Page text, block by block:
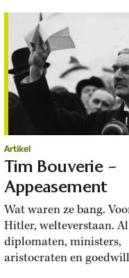
Spanjaarden werkelijk?
Artikel
Tim Bouverie –
Appeasement
Wat waren ze bang.
Hitler, welteverstaan.
diplomaten, ministers,
aristocraten en